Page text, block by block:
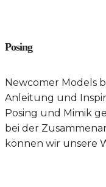
Posing
Newcomer Models
Anleitung und
Posing und Mimik
bei der
können wir unsere